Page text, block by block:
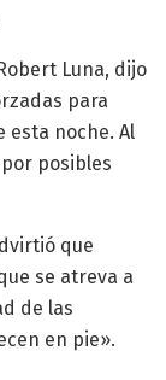
Luna, dijo
para
esta noche. Al
posibles
que
se atreva a
de las
en pie».